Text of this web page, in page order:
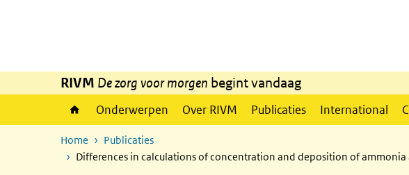
RIVM De zorg voor morgen begint vandaag
Onderwerpen Over RIVM Publicaties International
Home
Publicaties
Differences in calculations of concentration and deposition of